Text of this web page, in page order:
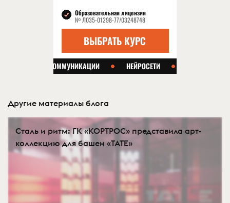
Другие материалы блога
Сталь и ритм: ГК «КОРТРОС» представила арт-
коллекцию для башен «TATE»